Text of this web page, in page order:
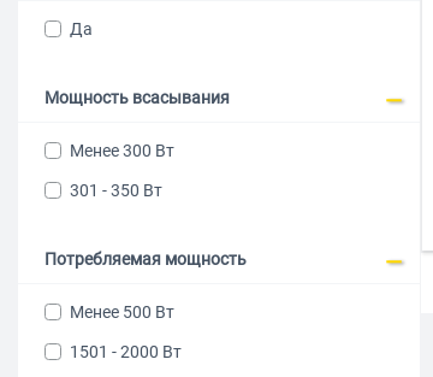
Tefal
Tineco
TOPDEVICE
WILLMARK
XIAOMI
ZELMER
Да
Мощность всасывания
Менее 300 Вт
301 - 350 Вт
Потребляемая мощность
Менее 500 Вт
1501 - 2000 Вт